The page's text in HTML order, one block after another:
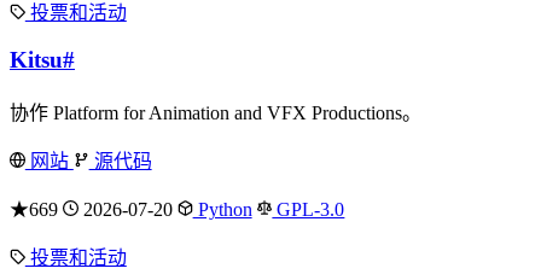
投票和活动
Kitsu#
协作 Platform for Animation and VFX Productions。
网站 源代码
★669 2026-07-20 Python GPL-3.0
投票和活动